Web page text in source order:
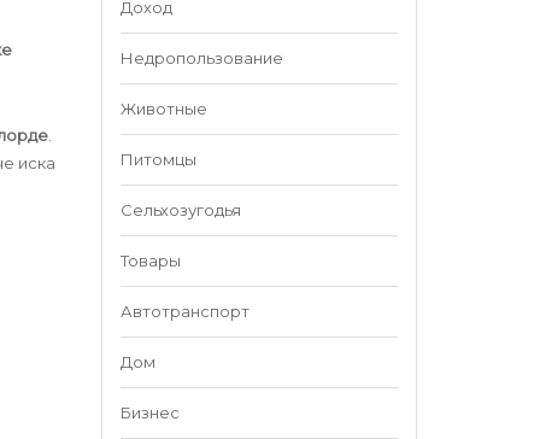
Доход
Недропользование
Животные
Питомцы
Сельхозугодья
Товары
Автотранспорт
Дом
Бизнес
иска